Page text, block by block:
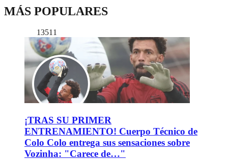
MÁS POPULARES
13511
¡TRAS SU PRIMER
ENTRENAMIENTO! Cuerpo Técnico de
Colo Colo entrega sus sensaciones sobre
Vozinha: "Carece de…"